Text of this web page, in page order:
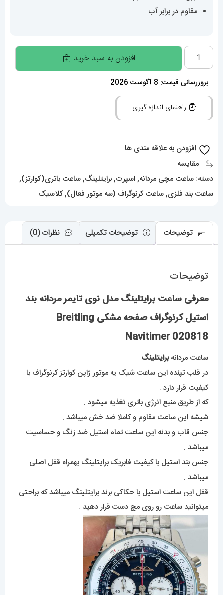
مقاوم در برابر آب
ساعت
برایتلینگ
مدل
نوی
استیل
Navitimer
020818
افزودن به سبد خرید
بروزرسانی قیمت: 8 آگوست 2026
راهنمای اندازه گیری
افزودن به علاقه مندی ها
مقایسه
دسته: ساعت مچی مردانه,اسپرت,برایتلینگ,ساعت باتری(کوارتز),
ساعت بند فلزی,ساعت کرنوگراف (سه موتور فعال),کلاسیک
توضیحات توضیحات تکمیلی نظرات (0)
توضیحات
معرفی ساعت برایتلینگ مدل نوی تایمر مردانه بند
استیل کرنوگراف صفحه مشکی Breitling
Navitimer 020818
ساعت مردانهبرایتلینگ
در قلب تپنده این ساعت شیک یه موتور ژاپن کوارتز کرنوگراف با
کیفیت قرار دارد .
که از طریق منبع انرژی باتری تغذیه میشود .
شیشه این ساعت مقاوم و کاملا ضد خش میباشد .
جنس قاب و بدنه این ساعت تمام استیل ضد زنگ و حساسیت
میباشد .
جنس بند استیل با کیفیت فابریک برایتلینگ بهمراه قفل اصلی
میباشد .
قفل این ساعت استیل با حکاکی برند برایتلینگ میباشد که براحتی
میتوانید ساعت رو روی مچ دست قرار دهید .